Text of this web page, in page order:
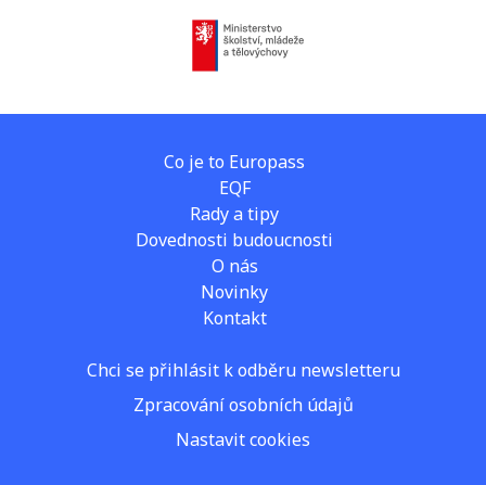
Co je to Europass
EQF
Rady a tipy
Dovednosti budoucnosti
O nás
Novinky
Kontakt
Chci se přihlásit k odběru newsletteru
Zpracování osobních údajů
Nastavit cookies